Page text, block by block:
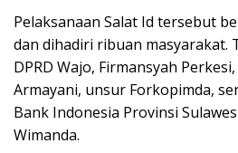
Pelaksanaan Salat Id tersebut
dan dihadiri ribuan masyarakat.
DPRD Wajo, Firmansyah
Armayani, unsur Forkopimda,
Bank Indonesia Provinsi
Wimanda.